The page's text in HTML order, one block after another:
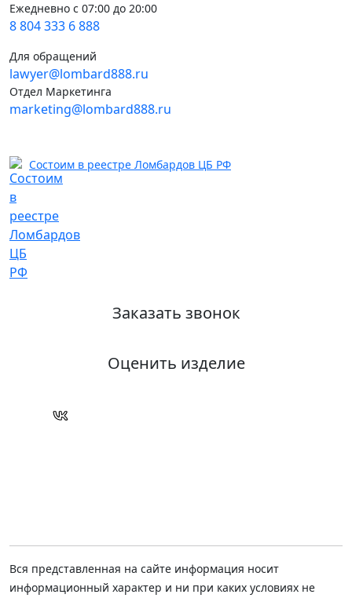
Ежедневно с 07:00 до 20:00
8 804 333 6 888
Для обращений
lawyer@lombard888.ru
Отдел Маркетинга
marketing@lombard888.ru
Состоим в реестре Ломбардов ЦБ РФ
Заказать звонок
Оценить изделие
Вся представленная на сайте информация носит
информационный характер и ни при каких условиях не